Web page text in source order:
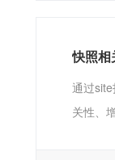
快照相
通过
关性、